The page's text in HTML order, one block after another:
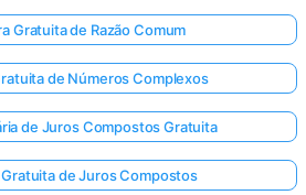
Gratuita de Razão Comum
de Números Complexos
de Juros Compostos Gratuita
de Juros Compostos